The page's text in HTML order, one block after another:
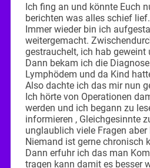
Ich fing an und könnte Euch
berichten was alles schief lief.
Immer wieder bin ich
weitergemacht.
gestrauchelt, ich hab geweint
Dann bekam ich die
Lymphödem und da Kind
Also dachte ich das mir nun
Ich hörte von Operationen
werden und ich begann zu
informieren , Gleichgesinnte
unglaublich viele Fragen
Niemand ist gerne chronisch
Dann erfuhr ich das man
tragen kann damit es besser